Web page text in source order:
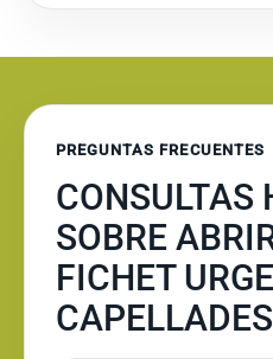
PREGUNTAS FRECUENTES
CONSULTAS
SOBRE
FICHET
CAPELLADES